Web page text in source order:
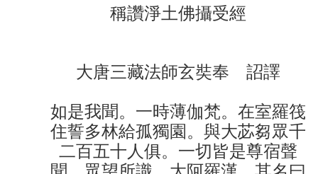
稱讚淨土佛攝受經
大唐三藏法師玄奘奉 詔譯
如是我聞。一時薄伽梵。在室羅筏
住誓多林給孤獨園。與大苾芻眾千
二百五十人俱。一切皆是尊宿聲